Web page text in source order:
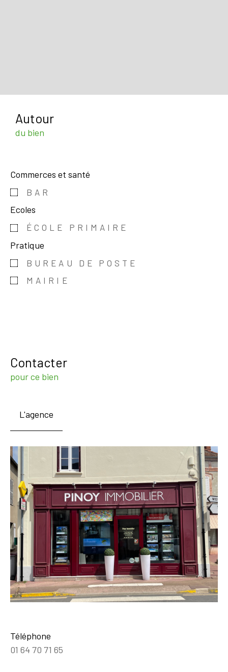
Autour
du bien
Commerces et santé
BAR
Ecoles
ÉCOLE PRIMAIRE
Pratique
BUREAU DE POSTE
MAIRIE
Contacter
pour ce bien
L'agence
Téléphone
01 64 70 71 65